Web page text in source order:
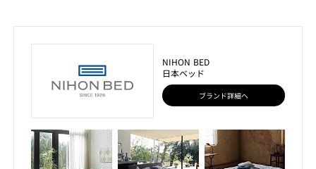
NIHON BED
日本ベッド
ブランド詳細へ